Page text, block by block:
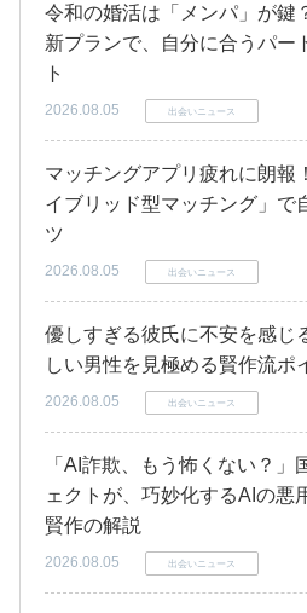
令和の婚活は「メンパ」が鍵
新プランで、自分に合うパー
ト
2026.08.05 出会いニュース
マッチングアプリ疲れに朗報
イブリッド型マッチング」で
ツ
2026.08.05 出会いニュース
優しすぎる彼氏に不安を感じ
しい男性を見極める賢作流ポ
2026.08.05 出会いニュース
「AI詐欺、もう怖くない？」
ェクトが、巧妙化するAIの悪
賢作の解説
2026.08.05 出会いニュース